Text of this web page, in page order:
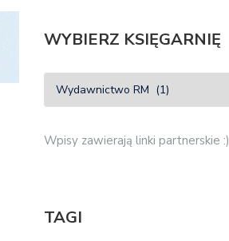
WYBIERZ KSIĘGARNIĘ
Wpisy zawierają linki partnerskie :)
TAGI